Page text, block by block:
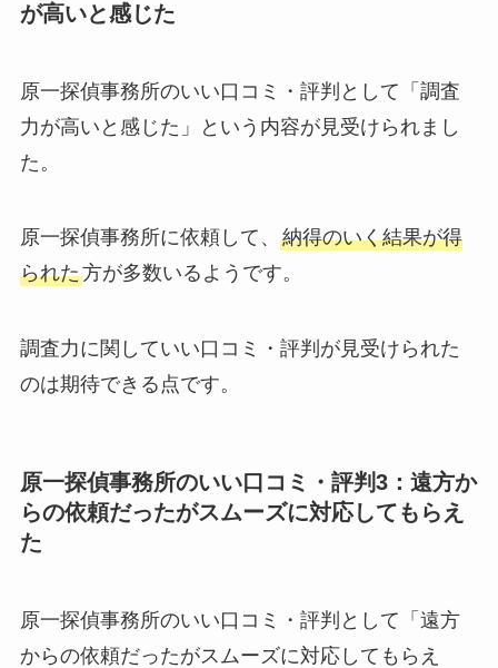
が高いと感じた
原一探偵事務所のいい口コミ・評判として「調査
力が高いと感じた」という内容が見受けられまし
た。
原一探偵事務所に依頼して、 納得のいく結果が得
られた方が多数いるようです。
調査力に関していい口コミ・評判が見受けられた
のは期待できる点です。
原一探偵事務所のいい口コミ・評判3：遠方か
らの依頼だったがスムーズに対応してもらえ
た
原一探偵事務所のいい口コミ・評判として「遠方
からの依頼だったがスムーズに対応してもらえ